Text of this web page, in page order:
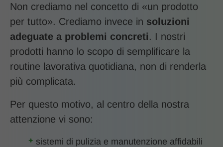
Non crediamo nel concetto di «un prodotto
per tutto». Crediamo invece in soluzioni
adeguate a problemi concreti. I nostri
prodotti hanno lo scopo di semplificare la
routine lavorativa quotidiana, non di renderla
più complicata.
Per questo motivo, al centro della nostra
attenzione vi sono:
sistemi di pulizia e manutenzione affidabili